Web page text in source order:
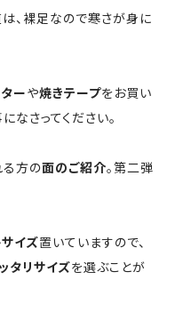
、裸足なので寒さが身に
ーや焼きテープをお買い
なさってください。
る方の面のご紹介。第二弾
イズ置いていますので、
タリサイズを選ぶことが